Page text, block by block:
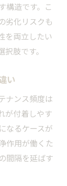
構造です。こ
劣化リスクも
を両立したい
肢です。
い
ナンス頻度は
が付着しやす
なるケースが
作用が働くた
間隔を延ばす